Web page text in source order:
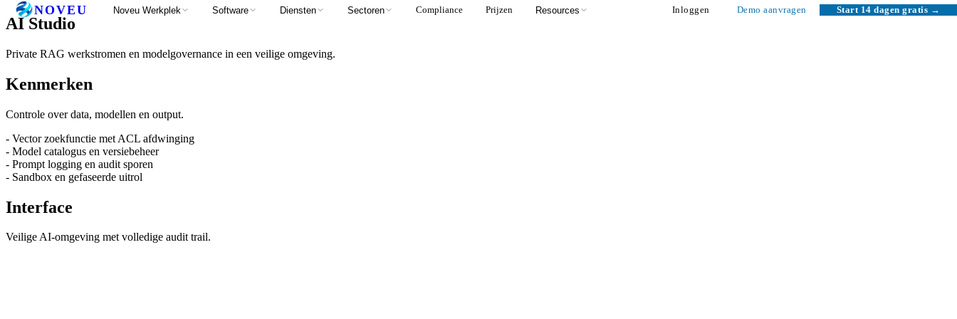
NOVEU Noveu Werkplek Software Diensten Sectoren Compliance Prijzen Resources Inloggen Demo aanvragen Start 14 dagen gratis →
AI Studio
Private RAG werkstromen en modelgovernance in een veilige omgeving.
Kenmerken
Controle over data, modellen en output.
- Vector zoekfunctie met ACL afdwinging
- Model catalogus en versiebeheer
- Prompt logging en audit sporen
- Sandbox en gefaseerde uitrol
Interface
Veilige AI-omgeving met volledige audit trail.